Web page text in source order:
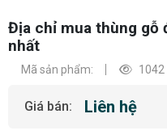
Địa chỉ mua thùng gỗ
nhất
Mã sản phẩm: 1042
Giá bán: Liên hệ